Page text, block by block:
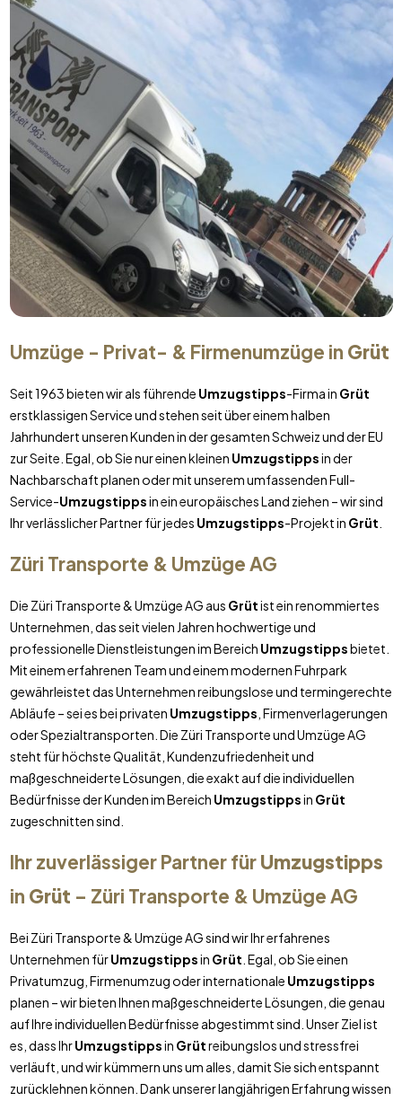
Umzüge - Privat- & Firmenumzüge in Grüt
Seit 1963 bieten wir als führende Umzugstipps-Firma in Grüt
erstklassigen Service und stehen seit über einem halben
Jahrhundert unseren Kunden in der gesamten Schweiz und der EU
zur Seite. Egal, ob Sie nur einen kleinen Umzugstippsin der
Nachbarschaft planen oder mit unserem umfassenden Full-
Service-Umzugstippsin ein europäisches Land ziehen – wir sind
Ihr verlässlicher Partner für jedes Umzugstipps-Projekt in Grüt
Züri Transporte & Umzüge AG
Die Züri Transporte & Umzüge AG aus Grütist ein renommiertes
Unternehmen, das seit vielen Jahren hochwertige und
professionelle Dienstleistungen im Bereich Umzugstippsbietet.
Mit einem erfahrenen Team und einem modernen Fuhrpark
gewährleistet das Unternehmen reibungslose und termingerechte
Abläufe – sei es bei privaten Umzugstipps , Firmenverlagerungen
oder Spezialtransporten. Die Züri Transporte und Umzüge AG
steht für höchste Qualität, Kundenzufriedenheit und
maßgeschneiderte Lösungen, die exakt auf die individuellen
Bedürfnisse der Kunden im Bereich Umzugstippsin Grüt
zugeschnitten sind.
Ihr zuverlässiger Partner fürUmzugstipps
in Grüt – Züri Transporte & Umzüge AG
Bei Züri Transporte & Umzüge AG sind wir Ihr erfahrenes
Unternehmen fürUmzugstippsin Grüt . Egal, ob Sie einen
Privatumzug, Firmenumzug oder internationale Umzugstipps
planen – wir bieten Ihnen maßgeschneiderte Lösungen, die genau
auf Ihre individuellen Bedürfnisse abgestimmt sind. Unser Ziel ist
es, dass IhrUmzugstippsin Grütreibungslos und stressfrei
verläuft, und wir kümmern uns um alles, damit Sie sich entspannt
zurücklehnen können. Dank unserer langjährigen Erfahrung wissen